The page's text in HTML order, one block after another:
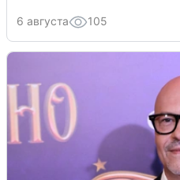
6 августа 105